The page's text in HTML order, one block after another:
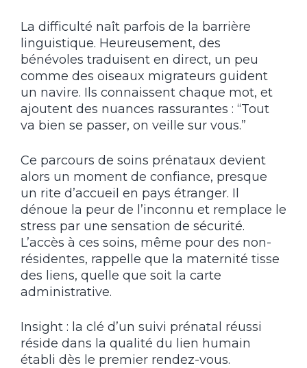
La difficulté naît parfois de la barrière
linguistique. Heureusement, des
bénévoles traduisent en direct, un peu
comme des oiseaux migrateurs guident
un navire. Ils connaissent chaque mot, et
ajoutent des nuances rassurantes : “Tout
va bien se passer, on veille sur vous.”
Ce parcours de soins prénataux devient
alors un moment de confiance, presque
un rite d’accueil en pays étranger. Il
dénoue la peur de l’inconnu et remplace le
stress par une sensation de sécurité.
L’accès à ces soins, même pour des non-
résidentes, rappelle que la maternité tisse
des liens, quelle que soit la carte
administrative.
Insight : la clé d’un suivi prénatal réussi
réside dans la qualité du lien humain
établi dès le premier rendez-vous.